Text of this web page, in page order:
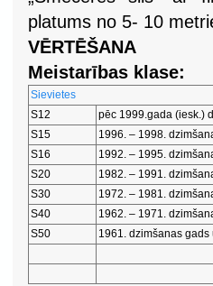
platums no 5- 10
VĒRTĒŠANA
Meistarības klase:
Sievietes
S12
pēc 1999.gada (iesk.)
S15
1996. – 1998.
S16
1992. – 1995.
S20
1982. – 1991.
S30
1972. – 1981.
S40
1962. – 1971.
S50
1961. dzimšanas gads